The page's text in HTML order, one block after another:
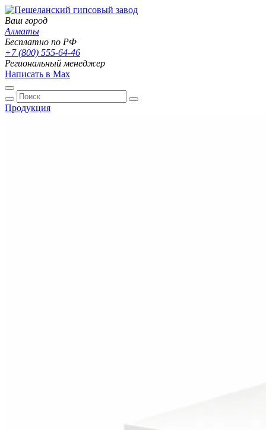
Ваш город
Алматы
Бесплатно по РФ
+7 (800) 555-64-46
Региональный менеджер
Написать в Max
Продукция